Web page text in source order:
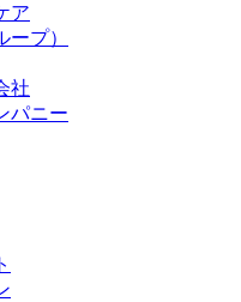
ア
プ）
社
パニー